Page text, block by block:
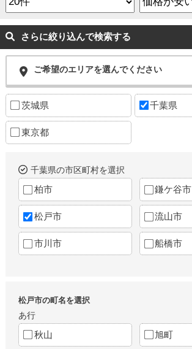
さらに絞り込んで検索する
ご希望のエリアを選んでください
茨城県 千葉県
東京都
千葉県の市区町村を選択
柏市 鎌ケ谷市
松戸市 流山市
市川市 船橋市
松戸市の町名を選択
あ行
秋山 旭町